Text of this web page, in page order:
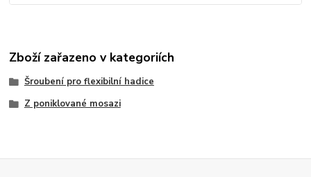
Zboží zařazeno v kategoriích
Šroubení pro flexibilní hadice
Z poniklované mosazi